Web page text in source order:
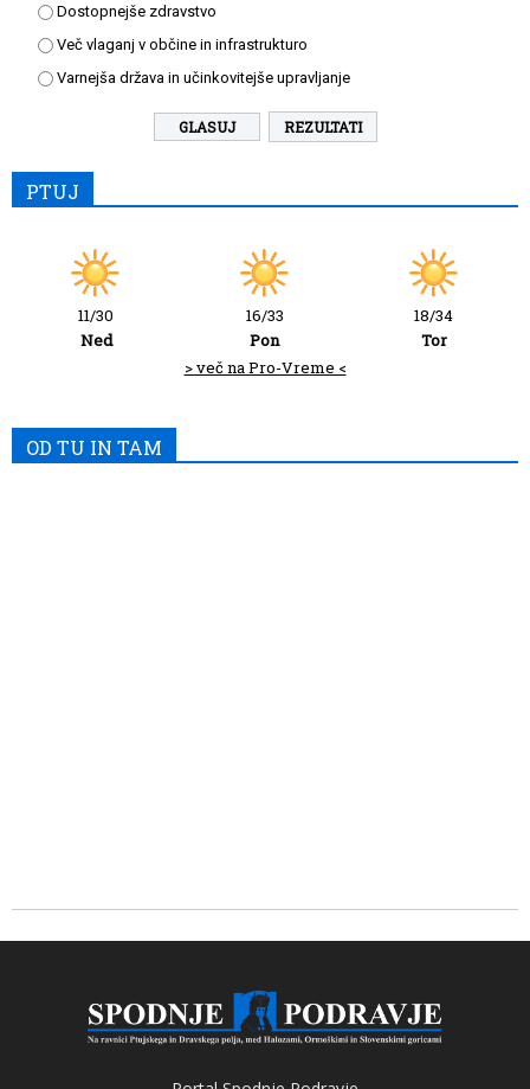
Dostopnejše zdravstvo
Več vlaganj v občine in infrastrukturo
Varnejša država in učinkovitejše upravljanje
REZULTATI
PTUJ
11/30
Ned
16/33
Pon
18/34
Tor
> več na Pro-Vreme <
OD TU IN TAM